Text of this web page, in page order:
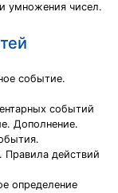
умножения чисел.
событие.
событий
Дополнение.
действий
определение